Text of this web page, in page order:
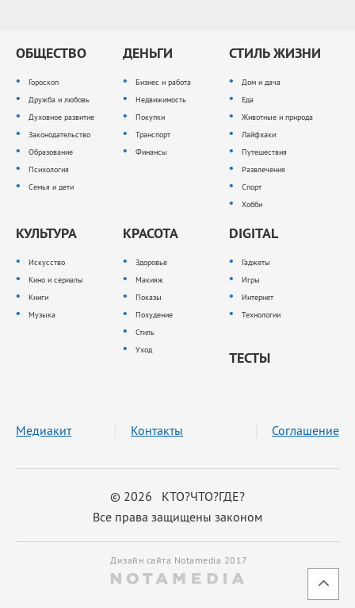
ОБЩЕСТВО
Гороскоп
Дружба и любовь
Духовное развитие
Законодательство
Образование
Психология
Семья и дети
ДЕНЬГИ
Бизнес и работа
Недвижимость
Покупки
Транспорт
Финансы
СТИЛЬ ЖИЗНИ
Дом и дача
Еда
Животные и природа
Лайфхаки
Путешествия
Развлечения
Спорт
Хобби
КУЛЬТУРА
Искусство
Кино и сериалы
Книги
Музыка
КРАСОТА
Здоровье
Макияж
Показы
Похудение
Стиль
Уход
DIGITAL
Гаджеты
Игры
Интернет
Технологии
ТЕСТЫ
© 2026 КТО?ЧТО?ГДЕ?
Все права защищены законом
Медиакит Контакты Соглашение
Дизайн сайта Notamedia 2017